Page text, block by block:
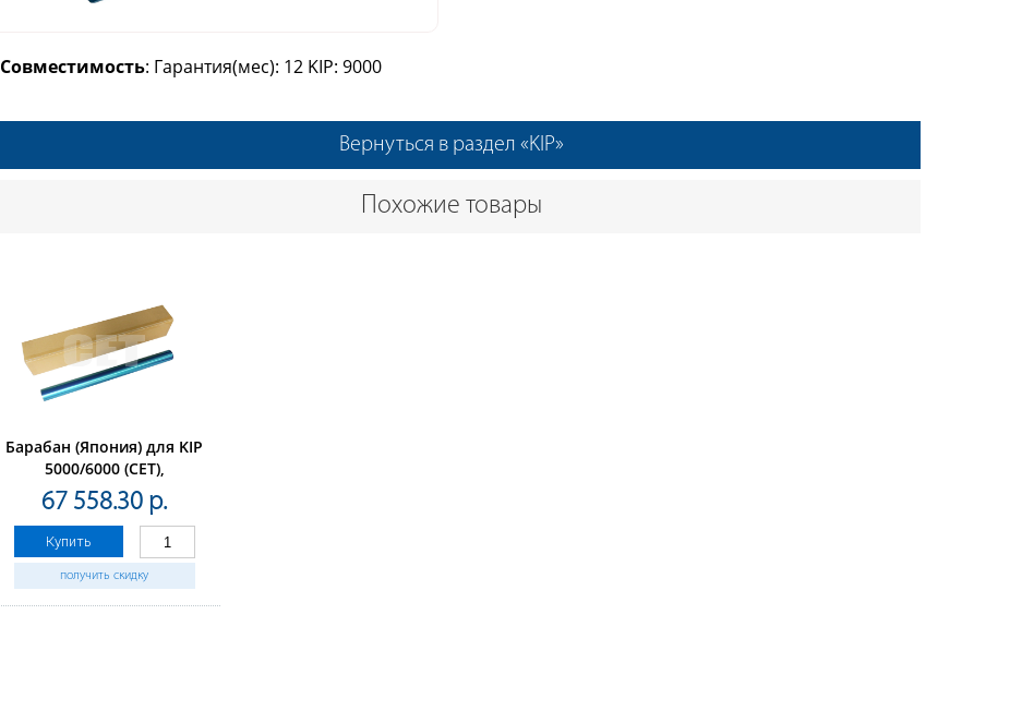
Совместимость: Гарантия(мес): 12 KIP: 9000
Вернуться в раздел «KIP»
Похожие товары
Барабан (Япония) для KIP
5000/6000 (CET),
CET101003
67 558.30 р.
Купить
получить скидку